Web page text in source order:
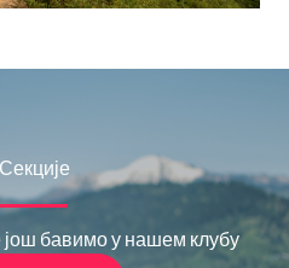
Секције
још бавимо у нашем клубу